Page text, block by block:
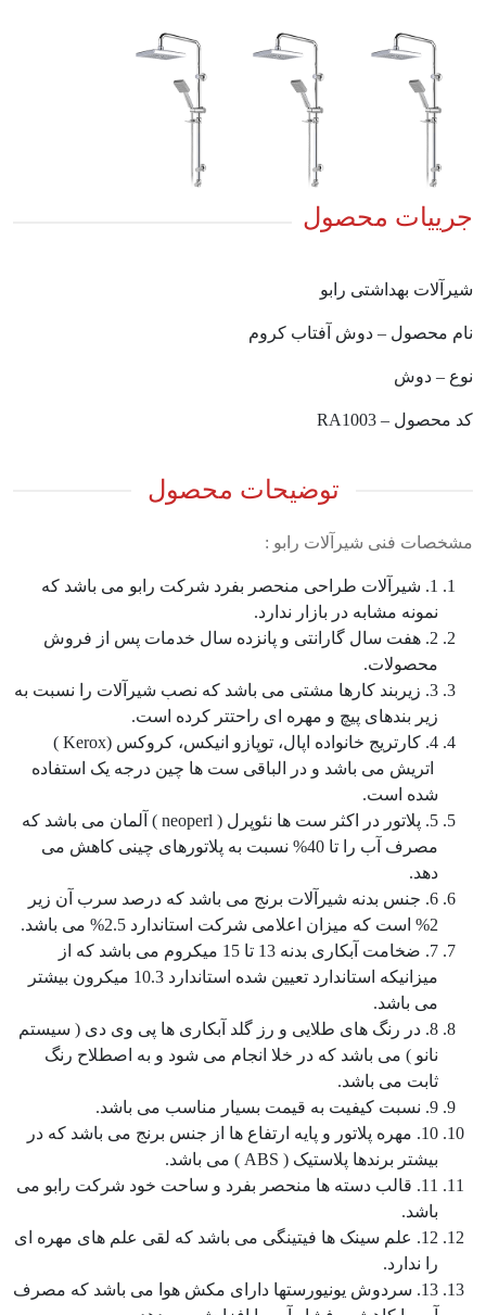
جرییات محصول
شیرآلات بهداشتی رابو
نام محصول – دوش آفتاب کروم
نوع – دوش
کد محصول – RA1003
توضیحات محصول
مشخصات فنی شیرآلات رابو :
1. شیرآلات طراحی منحصر بفرد شرکت رابو می باشد که
نمونه مشابه در بازار ندارد.
2. هفت سال گارانتی و پانزده سال خدمات پس از فروش
محصولات.
3. زیربند کارها مشتی می باشد که نصب شیرآلات را نسبت به
زیر بندهای پیچ و مهره ای راحتتر کرده است.
4. کارتریج خانواده اپال، توپازو انیکس، کروکس (Kerox )
اتریش می باشد و در الباقی ست ها چین درجه یک استفاده
شده است.
5. پلاتور در اکثر ست ها نئوپرل ( neoperl ) آلمان می باشد که
مصرف آب را تا 40% نسبت به پلاتورهای چینی کاهش می
دهد.
6. جنس بدنه شیرآلات برنج می باشد که درصد سرب آن زیر
2% است که میزان اعلامی شرکت استاندارد 2.5% می باشد.
7. ضخامت آبکاری بدنه 13 تا 15 میکروم می باشد که از
میزانیکه استاندارد تعیین شده استاندارد 10.3 میکرون بیشتر
می باشد.
8. در رنگ های طلایی و رز گلد آبکاری ها پی وی دی ( سیستم
نانو ) می باشد که در خلا انجام می شود و به اصطلاح رنگ
ثابت می باشد.
9. نسبت کیفیت به قیمت بسیار مناسب می باشد.
10. مهره پلاتور و پایه ارتفاع ها از جنس برنج می باشد که در
بیشتر برندها پلاستیک ( ABS ) می باشد.
11. قالب دسته ها منحصر بفرد و ساحت خود شرکت رابو می
باشد.
12. علم سینک ها فیتینگی می باشد که لقی علم های مهره ای
را ندارد.
13. سردوش یونیورستها دارای مکش هوا می باشد که مصرف